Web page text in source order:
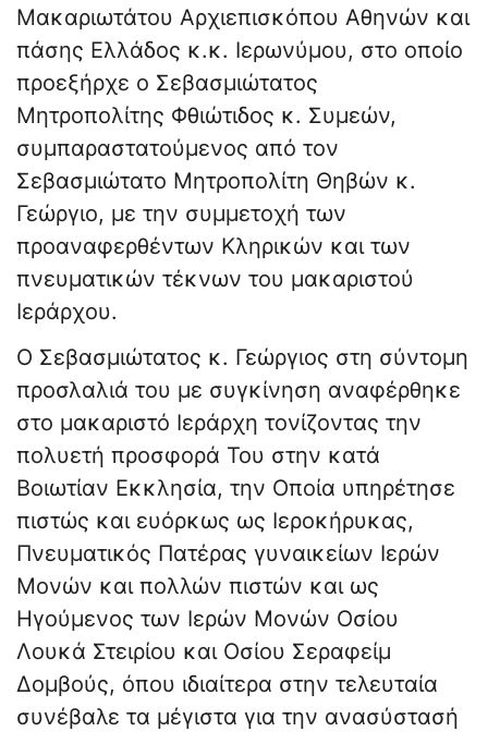
Μακαριωτάτου Αρχιεπισκόπου Αθηνών και
πάσης Ελλάδος κ.κ. Ιερωνύμου, στο οποίο
προεξήρχε ο Σεβασμιώτατος
Μητροπολίτης Φθιώτιδος κ. Συμεών,
συμπαραστατούμενος από τον
Σεβασμιώτατο Μητροπολίτη Θηβών κ.
Γεώργιο, με την συμμετοχή των
προαναφερθέντων Κληρικών και των
πνευματικών τέκνων του μακαριστού
Ιεράρχου.
Ο Σεβασμιώτατος κ. Γεώργιος στη σύντομη
προσλαλιά του με συγκίνηση αναφέρθηκε
στο μακαριστό Ιεράρχη τονίζοντας την
πολυετή προσφορά Του στην κατά
Βοιωτίαν Εκκλησία, την Οποία υπηρέτησε
πιστώς και ευόρκως ως Ιεροκήρυκας,
Πνευματικός Πατέρας γυναικείων Ιερών
Μονών και πολλών πιστών και ως
Ηγούμενος των Ιερών Μονών Οσίου
Λουκά Στειρίου και Οσίου Σεραφείμ
Δομβούς, όπου ιδιαίτερα στην τελευταία
συνέβαλε τα μέγιστα για την ανασύστασή